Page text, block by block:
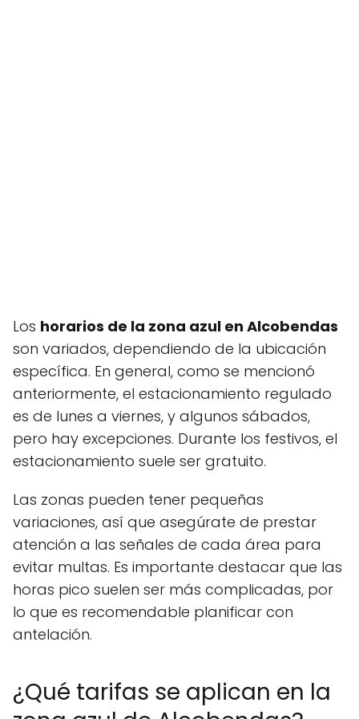
Los horarios de la zona azul en Alcobendas
son variados, dependiendo de la ubicación
específica. En general, como se mencionó
anteriormente, el estacionamiento regulado
es de lunes a viernes, y algunos sábados,
pero hay excepciones. Durante los festivos, el
estacionamiento suele ser gratuito.
Las zonas pueden tener pequeñas
variaciones, así que asegúrate de prestar
atención a las señales de cada área para
evitar multas. Es importante destacar que las
horas pico suelen ser más complicadas, por
lo que es recomendable planificar con
antelación.
¿Qué tarifas se aplican en la